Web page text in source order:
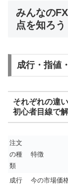
みんなの
点を知ろう
成行・指値
それぞれの違
初心者目線で
注文
の種
類
特徴
成行
今の市場価